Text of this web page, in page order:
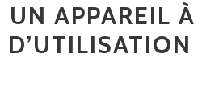
UN APPAREIL